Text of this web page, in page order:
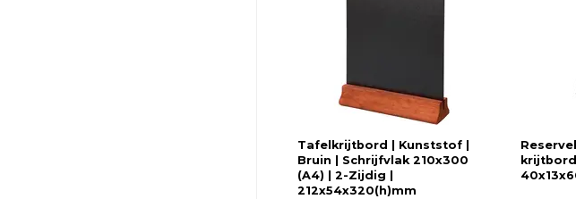
Tafelkrijtbord | Kunststof |
Bruin | Schrijfvlak 210x300
(A4) | 2-Zijdig |
212x54x320(h)mm
krijtbord